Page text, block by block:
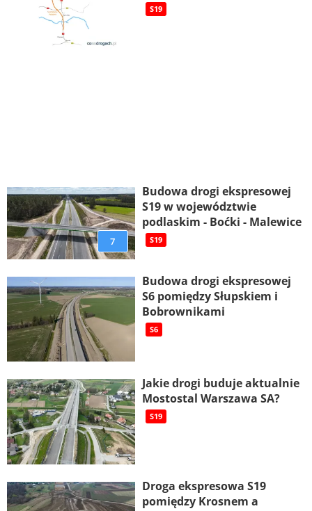
S19
7
Budowa drogi ekspresowej
S19 w województwie
podlaskim - Boćki - Malewice
S19
Budowa drogi ekspresowej
S6 pomiędzy Słupskiem i
Bobrownikami
S6
Jakie drogi buduje aktualnie
Mostostal Warszawa SA?
S19
Droga ekspresowa S19
pomiędzy Krosnem a